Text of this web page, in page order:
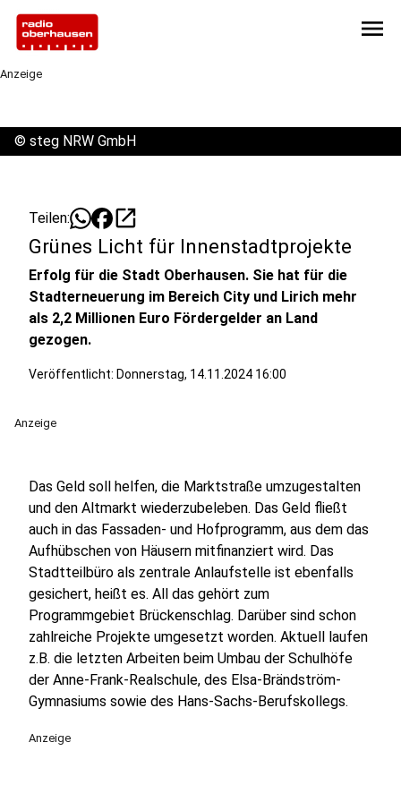
menu
Anzeige
© steg NRW GmbH
Teilen: open_in_new
Grünes Licht für Innenstadtprojekte
Erfolg für die Stadt Oberhausen. Sie hat für die
Stadterneuerung im Bereich City und Lirich mehr
als 2,2 Millionen Euro Fördergelder an Land
gezogen.
Veröffentlicht: Donnerstag, 14.11.2024 16:00
Anzeige
Das Geld soll helfen, die Marktstraße umzugestalten
und den Altmarkt wiederzubeleben. Das Geld fließt
auch in das Fassaden- und Hofprogramm, aus dem das
Aufhübschen von Häusern mitfinanziert wird. Das
Stadtteilbüro als zentrale Anlaufstelle ist ebenfalls
gesichert, heißt es. All das gehört zum
Programmgebiet Brückenschlag. Darüber sind schon
zahlreiche Projekte umgesetzt worden. Aktuell laufen
z.B. die letzten Arbeiten beim Umbau der Schulhöfe
der Anne-Frank-Realschule, des Elsa-Brändström-
Gymnasiums sowie des Hans-Sachs-Berufskollegs.
Anzeige